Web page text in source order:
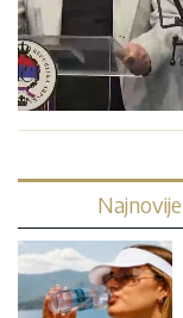
Najnovije